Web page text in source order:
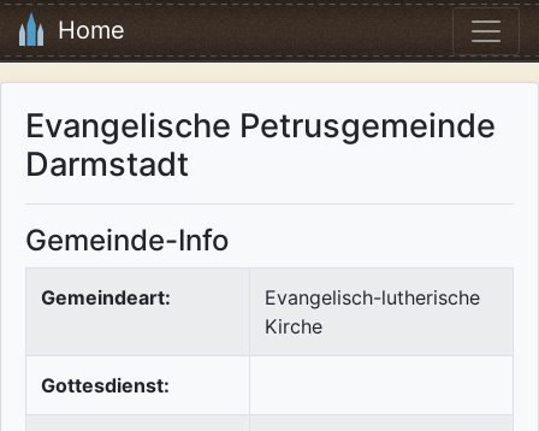
Home
Evangelische Petrusgemeinde
Darmstadt
Gemeinde-Info
Gemeindeart:
Evangelisch-lutherische
Kirche
Gottesdienst: